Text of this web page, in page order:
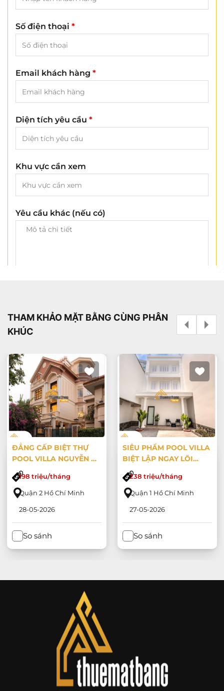
Số điện thoại *
Email khách hàng *
Diện tích yêu cầu *
Khu vực cần xem
Yêu cầu khác (nếu có)
THAM KHẢO MẶT BẰNG CÙNG PHÂN
KHÚC
ĐẲNG CẤP BIỆT THỰ
POOL VILLA NGUYỄN Ư
DĨ QUẬN 2 – KHUÔN
VIÊN KHỦNG 10X20M,
TRANG BỊ FULL NỘI
198 triệu/tháng
Quận 2 Hồ Chí Minh
28-05-2026
So sánh
SIÊU PHẨM POOL VILLA
BIỆT LẬP NGAY LÕI
QUẬN 1 – CÓ HỒ BƠI
&amp; PHÒNG XÔNG
HƠI RIÊNG ĐẲNG CẤP!
238 triệu/tháng
Quận 1 Hồ Chí Minh
27-05-2026
So sánh